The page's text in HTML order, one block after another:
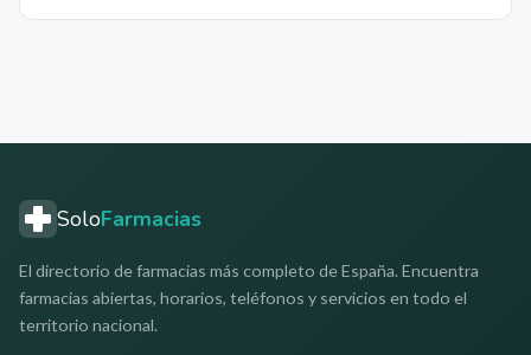
SoloFarmacias
El directorio de farmacias más completo de España. Encuentra
farmacias abiertas, horarios, teléfonos y servicios en todo el
territorio nacional.